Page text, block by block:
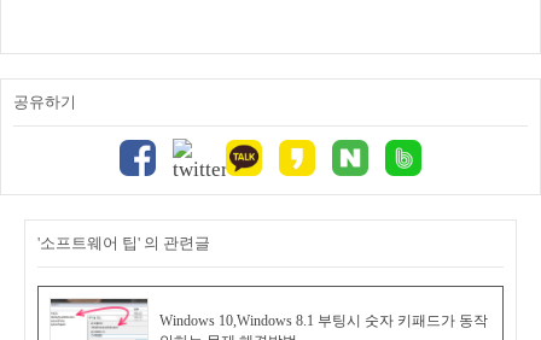
공유하기
'소프트웨어 팁' 의 관련글
Windows 10,Windows 8.1 부팅시 숫자 키패드가 동작